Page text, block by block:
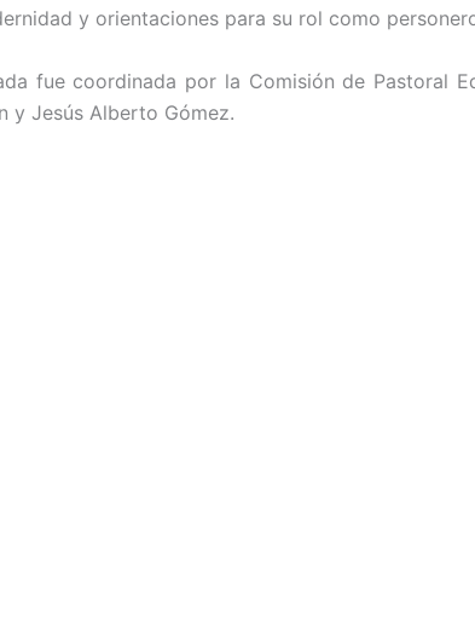
y orientaciones para su rol como
fue coordinada por la Comisión de Pastoral
y Jesús Alberto Gómez.